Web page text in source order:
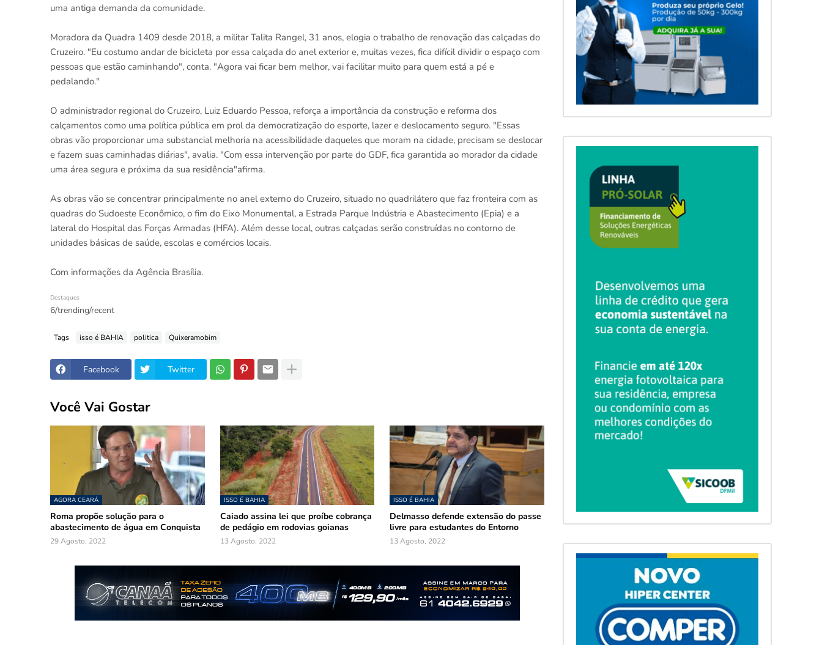
uma antiga demanda da comunidade.
Moradora da Quadra 1409 desde 2018, a militar Talita Rangel, 31 anos, elogia o trabalho de renovação das calçadas do
Cruzeiro. "Eu costumo andar de bicicleta por essa calçada do anel exterior e, muitas vezes, fica difícil dividir o espaço com
pessoas que estão caminhando", conta. "Agora vai ficar bem melhor, vai facilitar muito para quem está a pé e
pedalando."
O administrador regional do Cruzeiro, Luiz Eduardo Pessoa, reforça a importância da construção e reforma dos
calçamentos como uma política pública em prol da democratização do esporte, lazer e deslocamento seguro. "Essas
obras vão proporcionar uma substancial melhoria na acessibilidade daqueles que moram na cidade, precisam se deslocar
e fazem suas caminhadas diárias", avalia. "Com essa intervenção por parte do GDF, fica garantida ao morador da cidade
uma área segura e próxima da sua residência"afirma.
As obras vão se concentrar principalmente no anel externo do Cruzeiro, situado no quadrilátero que faz fronteira com as
quadras do Sudoeste Econômico, o fim do Eixo Monumental, a Estrada Parque Indústria e Abastecimento (Epia) e a
lateral do Hospital das Forças Armadas (HFA). Além desse local, outras calçadas serão construídas no contorno de
unidades básicas de saúde, escolas e comércios locais.
Com informações da Agência Brasília.
Destaques
6/trending/recent
Tags isso é BAHIA politica Quixeramobim
Facebook Twitter
Você Vai Gostar
AGORA CEARÁ
Roma propõe solução para o
abastecimento de água em Conquista
29 Agosto, 2022
ISSO É BAHIA
Caiado assina lei que proíbe cobrança
de pedágio em rodovias goianas
13 Agosto, 2022
ISSO É BAHIA
Delmasso defende extensão do passe
livre para estudantes do Entorno
13 Agosto, 2022